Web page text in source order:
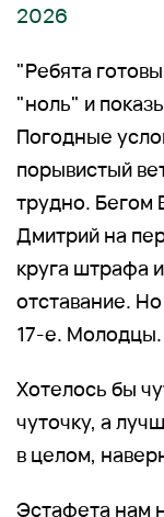
2026
"Ребята
"ноль" и
Погодные
порывистый
трудно. Бегом
Дмитрий на
круга штрафа
отставание.
17-е. Молодцы.
Хотелось бы
чуточку, а
в целом,
Эстафета нам